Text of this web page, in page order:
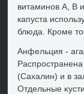
витаминов А, В
капуста
блюда. Кроме
Анфельция -
(Сахалин) и в
Отдельные